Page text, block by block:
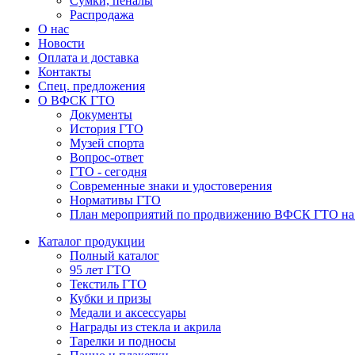
Распродажа
О нас
Новости
Оплата и доставка
Контакты
Спец. предложения
О ВФСК ГТО
Документы
История ГТО
Музей спорта
Вопрос-ответ
ГТО - сегодня
Современные знаки и удостоверения
Нормативы ГТО
План мероприятий по продвижению ВФСК ГТО на
Каталог продукции
Полный каталог
95 лет ГТО
Текстиль ГТО
Кубки и призы
Медали и аксессуары
Награды из стекла и акрила
Тарелки и подносы